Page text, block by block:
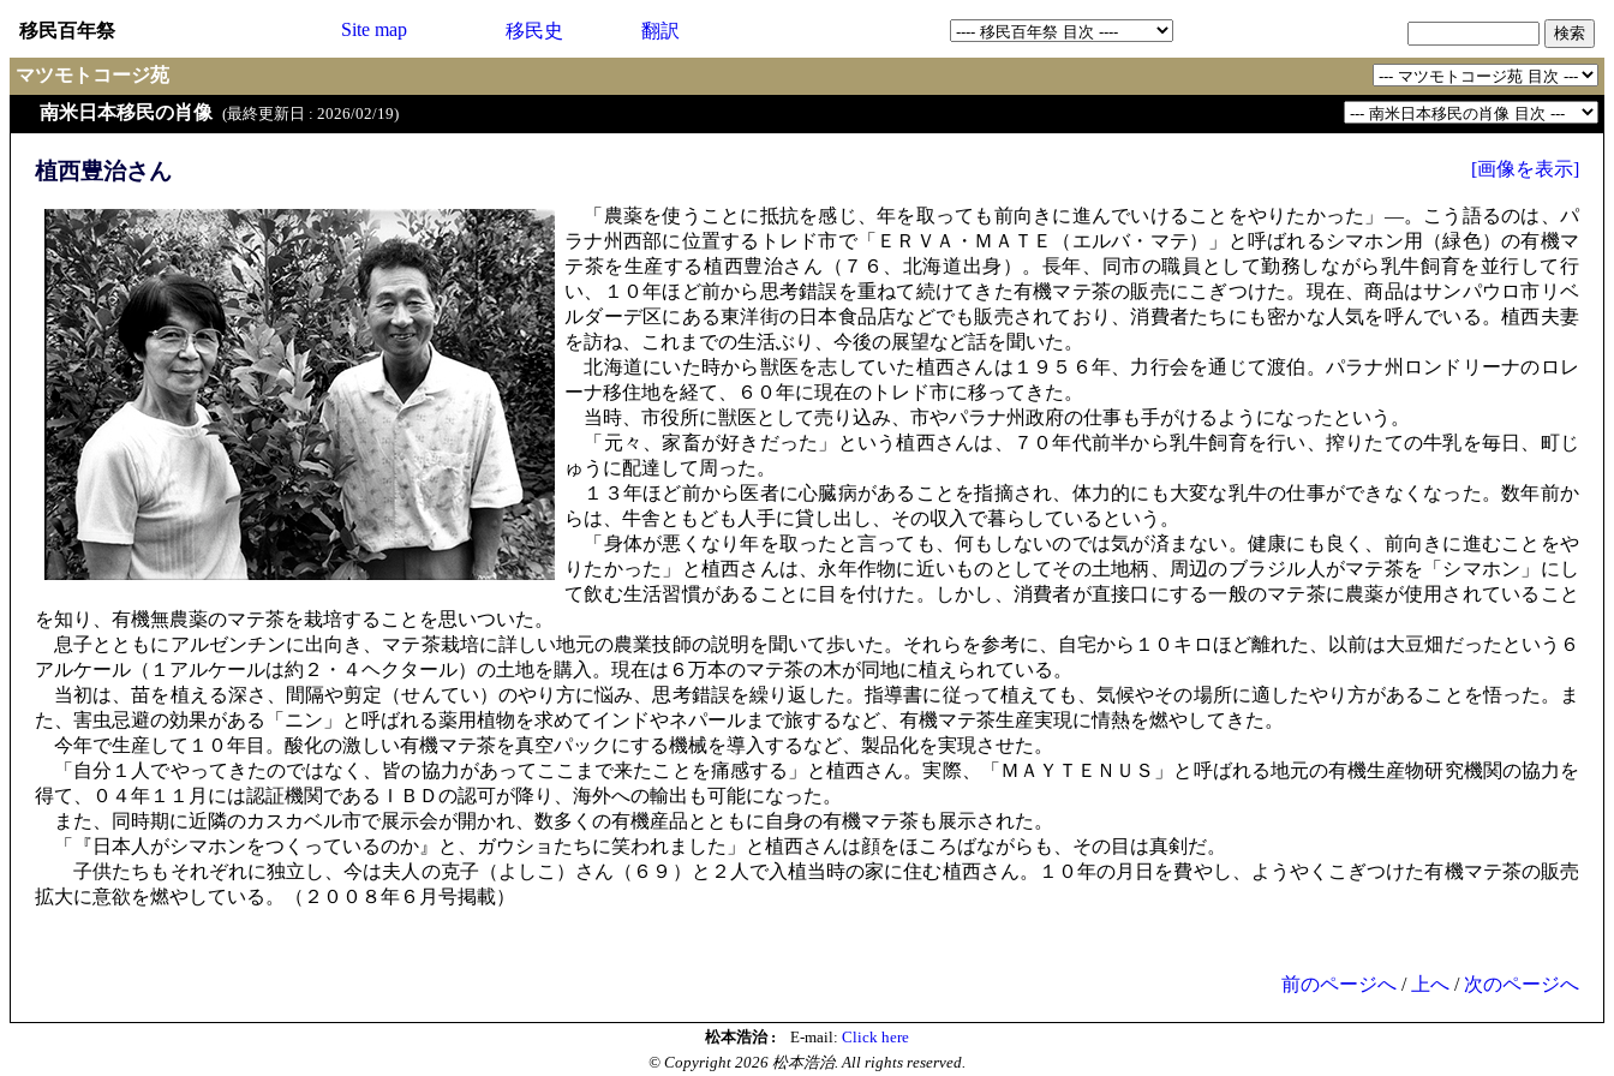
移民百年祭 Site map 移民史 翻訳
マツモトコージ苑
南米日本移民の肖像 (最終更新日 : 2026/02/19)
植西豊治さん [画像を表示]
「農薬を使うことに抵抗を感じ、年を取っても前向きに進んでいけることをやりたかった」―。こう語るのは、パ
ラナ州西部に位置するトレド市で「ＥＲＶＡ・ＭＡＴＥ（エルバ・マテ）」と呼ばれるシマホン用（緑色）の有機マ
テ茶を生産する植西豊治さん（７６、北海道出身）。長年、同市の職員として勤務しながら乳牛飼育を並行して行
い、１０年ほど前から思考錯誤を重ねて続けてきた有機マテ茶の販売にこぎつけた。現在、商品はサンパウロ市リベ
ルダーデ区にある東洋街の日本食品店などでも販売されており、消費者たちにも密かな人気を呼んでいる。植西夫妻
を訪ね、これまでの生活ぶり、今後の展望など話を聞いた。
北海道にいた時から獣医を志していた植西さんは１９５６年、力行会を通じて渡伯。パラナ州ロンドリーナのロレ
ーナ移住地を経て、６０年に現在のトレド市に移ってきた。
当時、市役所に獣医として売り込み、市やパラナ州政府の仕事も手がけるようになったという。
「元々、家畜が好きだった」という植西さんは、７０年代前半から乳牛飼育を行い、搾りたての牛乳を毎日、町じ
ゅうに配達して周った。
１３年ほど前から医者に心臓病があることを指摘され、体力的にも大変な乳牛の仕事ができなくなった。数年前か
らは、牛舎ともども人手に貸し出し、その収入で暮らしているという。
「身体が悪くなり年を取ったと言っても、何もしないのでは気が済まない。健康にも良く、前向きに進むことをや
りたかった」と植西さんは、永年作物に近いものとしてその土地柄、周辺のブラジル人がマテ茶を「シマホン」にし
て飲む生活習慣があることに目を付けた。しかし、消費者が直接口にする一般のマテ茶に農薬が使用されていること
を知り、有機無農薬のマテ茶を栽培することを思いついた。
息子とともにアルゼンチンに出向き、マテ茶栽培に詳しい地元の農業技師の説明を聞いて歩いた。それらを参考に、自宅から１０キロほど離れた、以前は大豆畑だったという６
アルケール（１アルケールは約２・４ヘクタール）の土地を購入。現在は６万本のマテ茶の木が同地に植えられている。
当初は、苗を植える深さ、間隔や剪定（せんてい）のやり方に悩み、思考錯誤を繰り返した。指導書に従って植えても、気候やその場所に適したやり方があることを悟った。ま
た、害虫忌避の効果がある「ニン」と呼ばれる薬用植物を求めてインドやネパールまで旅するなど、有機マテ茶生産実現に情熱を燃やしてきた。
今年で生産して１０年目。酸化の激しい有機マテ茶を真空パックにする機械を導入するなど、製品化を実現させた。
「自分１人でやってきたのではなく、皆の協力があってここまで来たことを痛感する」と植西さん。実際、「ＭＡＹＴＥＮＵＳ」と呼ばれる地元の有機生産物研究機関の協力を
得て、０４年１１月には認証機関であるＩＢＤの認可が降り、海外への輸出も可能になった。
また、同時期に近隣のカスカベル市で展示会が開かれ、数多くの有機産品とともに自身の有機マテ茶も展示された。
「『日本人がシマホンをつくっているのか』と、ガウショたちに笑われました」と植西さんは顔をほころばながらも、その目は真剣だ。
子供たちもそれぞれに独立し、今は夫人の克子（よしこ）さん（６９）と２人で入植当時の家に住む植西さん。１０年の月日を費やし、ようやくこぎつけた有機マテ茶の販売
拡大に意欲を燃やしている。（２００８年６月号掲載）
前のページへ / 上へ / 次のページへ
松本浩治 : E-mail: Click here
© Copyright 2026 松本浩治. All rights reserved.